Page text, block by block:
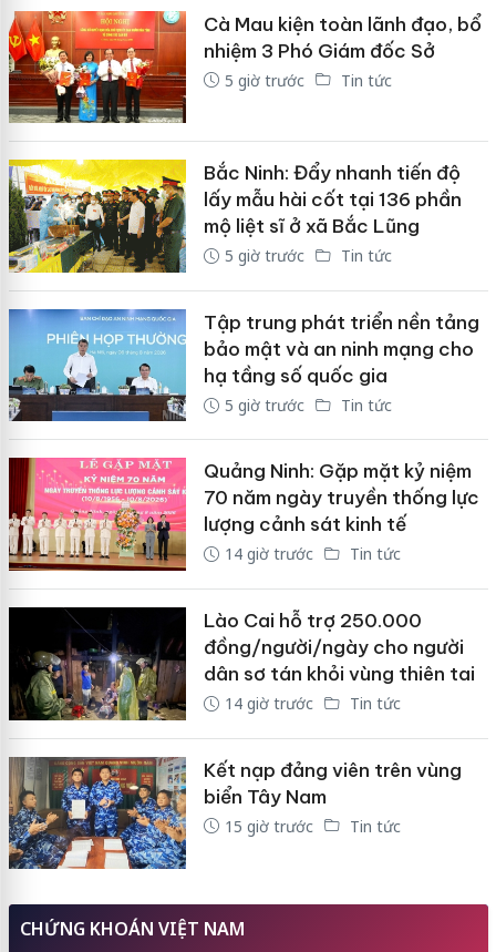
Cà Mau kiện toàn lãnh đạo, bổ
nhiệm 3 Phó Giám đốc Sở
5 giờ trước Tin tức
Bắc Ninh: Đẩy nhanh tiến độ
lấy mẫu hài cốt tại 136 phần
mộ liệt sĩ ở xã Bắc Lũng
5 giờ trước Tin tức
Tập trung phát triển nền tảng
bảo mật và an ninh mạng cho
hạ tầng số quốc gia
5 giờ trước Tin tức
Quảng Ninh: Gặp mặt kỷ niệm
70 năm ngày truyền thống lực
lượng cảnh sát kinh tế
14 giờ trước Tin tức
Lào Cai hỗ trợ 250.000
đồng/người/ngày cho người
dân sơ tán khỏi vùng thiên tai
14 giờ trước Tin tức
Kết nạp đảng viên trên vùng
biển Tây Nam
15 giờ trước Tin tức
CHỨNG KHOÁN VIỆT NAM